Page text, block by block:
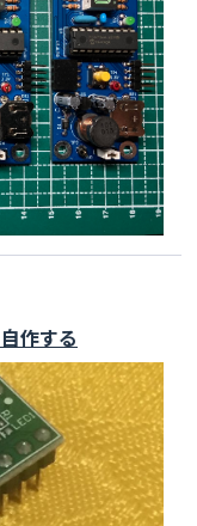
作する